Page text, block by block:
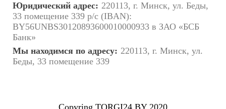
Юридический адрес: 220113, г. Минск, ул. Беды,
33 помещение 339 р/с (IBAN):
BY56UNBS30120893600010000933 в ЗАО «БСБ
Банк»
Мы находимся по адресу: 220113, г. Минск, ул.
Беды, 33 помещение 339
Copyring TORGI24.BY 2020